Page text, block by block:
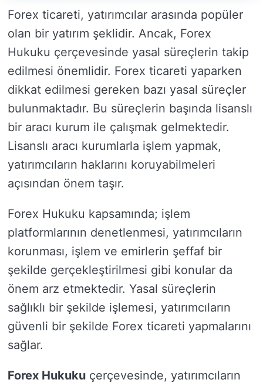
Forex ticareti, yatırımcılar arasında popüler
olan bir yatırım şeklidir. Ancak, Forex
Hukuku çerçevesinde yasal süreçlerin takip
edilmesi önemlidir. Forex ticareti yaparken
dikkat edilmesi gereken bazı yasal süreçler
bulunmaktadır. Bu süreçlerin başında lisanslı
bir aracı kurum ile çalışmak gelmektedir.
Lisanslı aracı kurumlarla işlem yapmak,
yatırımcıların haklarını koruyabilmeleri
açısından önem taşır.
Forex Hukuku kapsamında; işlem
platformlarının denetlenmesi, yatırımcıların
korunması, işlem ve emirlerin şeffaf bir
şekilde gerçekleştirilmesi gibi konular da
önem arz etmektedir. Yasal süreçlerin
sağlıklı bir şekilde işlemesi, yatırımcıların
güvenli bir şekilde Forex ticareti yapmalarını
sağlar.
Forex Hukuku çerçevesinde, yatırımcıların